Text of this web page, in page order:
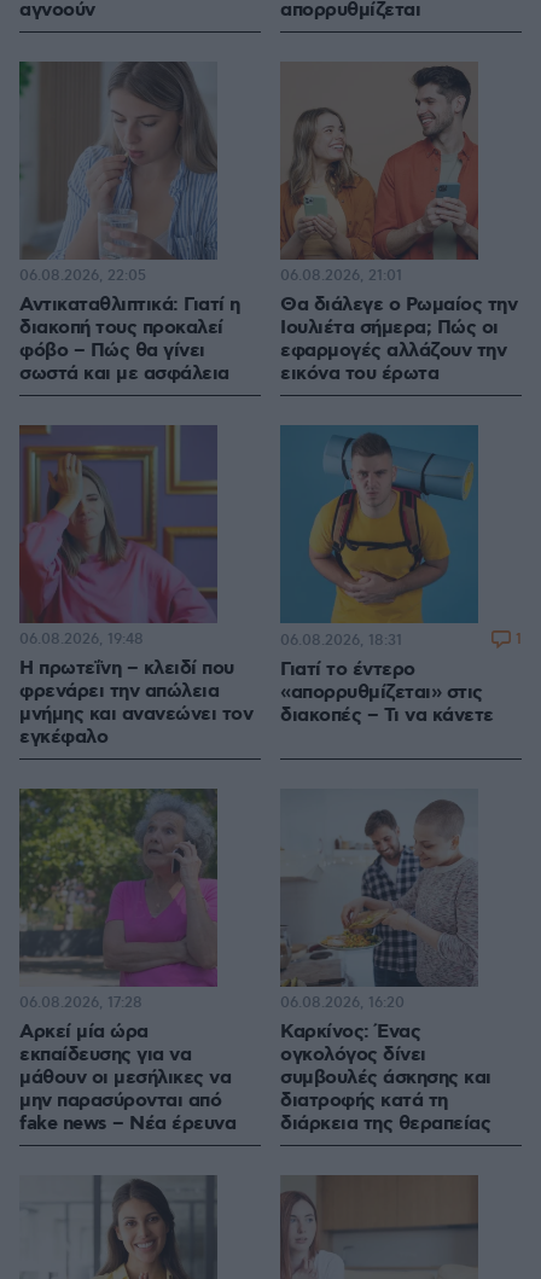
αγνοούν
απορρυθμίζεται
Αντικαταθλιπτικά: Γιατί η
διακοπή τους προκαλεί
φόβο – Πώς θα γίνει
σωστά και με ασφάλεια
06.08.2026, 22:05
Θα διάλεγε ο Ρωμαίος την
Ιουλιέτα σήμερα; Πώς οι
εφαρμογές αλλάζουν την
εικόνα του έρωτα
06.08.2026, 21:01
Η πρωτεΐνη – κλειδί που
φρενάρει την απώλεια
μνήμης και ανανεώνει τον
εγκέφαλο
06.08.2026, 19:48
Γιατί το έντερο
«απορρυθμίζεται» στις
διακοπές – Τι να κάνετε
06.08.2026, 18:31 1
Αρκεί μία ώρα
εκπαίδευσης για να
μάθουν οι μεσήλικες να
μην παρασύρονται από
fake news – Νέα έρευνα
06.08.2026, 17:28
Καρκίνος: Ένας
ογκολόγος δίνει
συμβουλές άσκησης και
διατροφής κατά τη
διάρκεια της θεραπείας
06.08.2026, 16:20